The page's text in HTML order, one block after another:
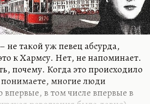
не такой уж певец абсурда,
к Хармсу. Нет, не напоминает.
почему. Когда это происходило
понимаете, многие люди
впервые, в том числе впервые в